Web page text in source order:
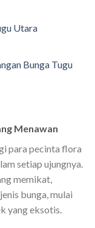
Utara
Bunga Tugu
Menawan
para pecinta flora
setiap ujungnya.
memikat,
bunga, mulai
yang eksotis.